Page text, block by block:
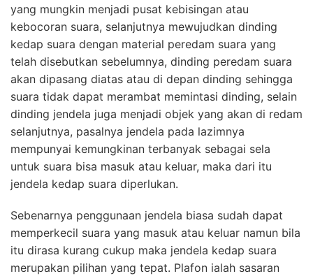
yang mungkin menjadi pusat kebisingan atau
kebocoran suara, selanjutnya mewujudkan dinding
kedap suara dengan material peredam suara yang
telah disebutkan sebelumnya, dinding peredam suara
akan dipasang diatas atau di depan dinding sehingga
suara tidak dapat merambat memintasi dinding, selain
dinding jendela juga menjadi objek yang akan di redam
selanjutnya, pasalnya jendela pada lazimnya
mempunyai kemungkinan terbanyak sebagai sela
untuk suara bisa masuk atau keluar, maka dari itu
jendela kedap suara diperlukan.
Sebenarnya penggunaan jendela biasa sudah dapat
memperkecil suara yang masuk atau keluar namun bila
itu dirasa kurang cukup maka jendela kedap suara
merupakan pilihan yang tepat. Plafon ialah sasaran